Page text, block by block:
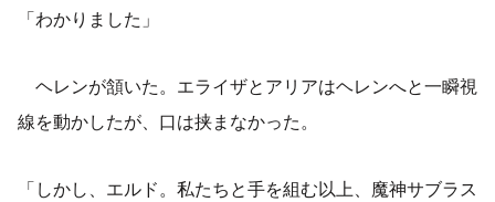
「わかりました」
ヘレンが頷いた。エライザとアリアはヘレンへと一瞬視
線を動かしたが、口は挟まなかった。
「しかし、エルド。私たちと手を組む以上、魔神サブラス